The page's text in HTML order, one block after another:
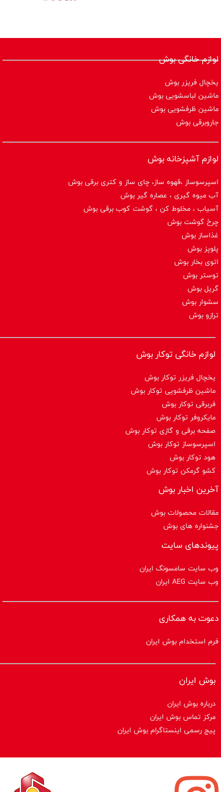
لوازم خانگی بوش
یخچال فریزر بوش
ماشین لباسشویی بوش
ماشین ظرفشویی بوش
جاروبرقی بوش
لوازم آشپزخانه بوش
اسپرسوساز ،قهوه ساز، چای ساز و کتری برقی بوش
آب میوه گیری ، عصاره گیر بوش
آسیاب ، مخلوط کن ، گوشت کوب برقی بوش
چرخ گوشت بوش
غذاساز بوش
پلوپز بوش
اتوی بخار بوش
توستر بوش
گریل بوش
سشوار بوش
ترازو بوش
لوازم خانگی توکار بوش
یخچال فریزر توکار بوش
ماشین ظرفشویی توکار بوش
فربرقی توکار بوش
مایکروفر توکار بوش
صفحه برقی و گازی توکار بوش
اسپرسوساز توكار بوش
هود توکار بوش
کشو گرمکن توکار بوش
آخرین اخبار بوش
مقالات محصولات بوش
جشنواره های بوش
پیوندهای سایت
وب سایت سامسونگ ایران
وب سایت AEG ایران
دعوت به همکاری
فرم استخدام بوش ایران
بوش ایران
درباره بوش ایران
مرکز تماس بوش ایران
پیج رسمی اینستاگرام بوش ایران